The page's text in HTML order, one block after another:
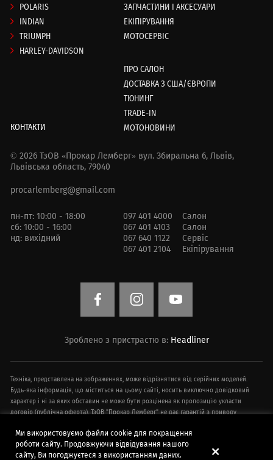
POLARIS
INDIAN
TRIUMPH
HARLEY-DAVIDSON
ЗАПЧАСТИНИ І АКСЕСУАРИ
ЕКІПІРУВАННЯ
МОТОСЕРВІС
ПРО САЛОН
ДОСТАВКА З США/ЄВРОПИ
ТЮНИНГ
TRADE-IN
МОТОНОВИНИ
КОНТАКТИ
© 2026 ТзОВ «Прокар Лемберг» вул. Збиральна 6, Львів,
Львівська область, 79040
procarlemberg@gmail.com
пн-пт: 10:00 - 18:00
сб: 10:00 - 16:00
нд: вихідний
097 401 4000
Салон
067 401 4103
Салон
067 640 1122
Сервіс
067 401 2104
Екіпірування
Зроблено з пристрастю в: Headliner
Техніка, представлена ​​на зображеннях, може відрізнятися від серійних моделей.
Будь-яка інформація, що міститься на цьому сайті, носить виключно довідковий
характер і ні за яких обставин не може бути розцінена як пропозицію укласти
договір (публічна оферта). ТзОВ "Прокар Лемберг" не дає гарантій з приводу
техніки, інформація про додаткове обладнання, умови придбання, ціни,
спецпропозиції і комплектації техніки, зазначені на сайті, наведені в
демонстраційних цілях і можуть бути змінені в будь-який час без попереднього
Ми використовуємо файли cookie для покращення
роботи сайту. Продовжуючи відвідування нашого
сайту, Ви погоджуєтеся з використанням даних.